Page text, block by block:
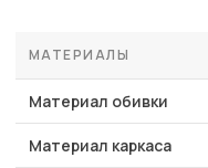
МАТЕРИАЛЫ
Материал обивки
Материал каркаса